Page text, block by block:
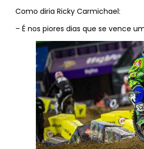
Como diria Ricky Carmichael:
– É nos piores dias que se vence